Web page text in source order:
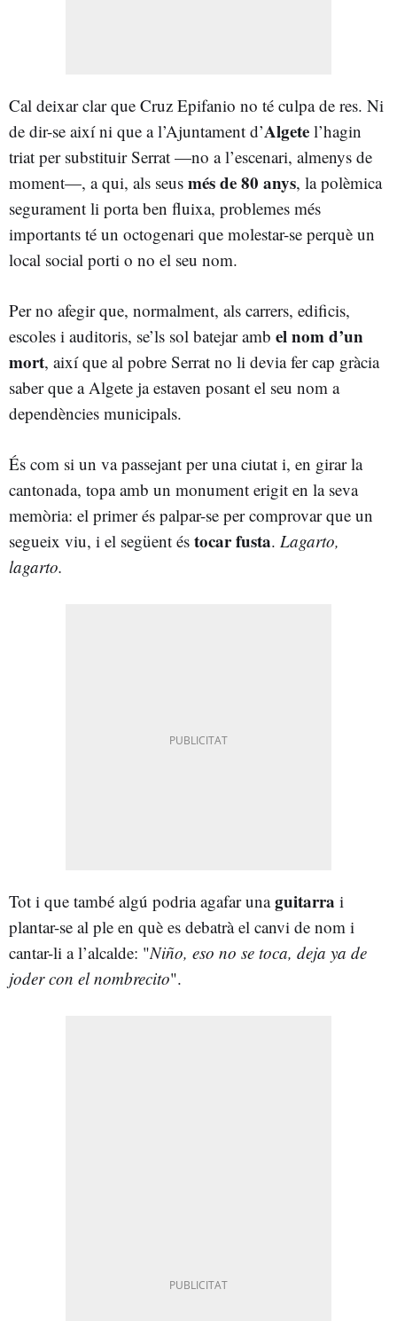
Cal deixar clar que Cruz Epifanio no té culpa de res. Ni
de dir-se així ni que a l’Ajuntament d’Algete l’hagin
triat per substituir Serrat —no a l’escenari, almenys de
moment—, a qui, als seus més de 80 anys, la polèmica
segurament li porta ben fluixa, problemes més
importants té un octogenari que molestar-se perquè un
local social porti o no el seu nom.
Per no afegir que, normalment, als carrers, edificis,
escoles i auditoris, se’ls sol batejar amb el nom d’un
mort, així que al pobre Serrat no li devia fer cap gràcia
saber que a Algete ja estaven posant el seu nom a
dependències municipals.
És com si un va passejant per una ciutat i, en girar la
cantonada, topa amb un monument erigit en la seva
memòria: el primer és palpar-se per comprovar que un
segueix viu, i el següent és tocar fusta. Lagarto,
lagarto.
Tot i que també algú podria agafar unaguitarra i
plantar-se al ple en què es debatrà el canvi de nom i
cantar-li a l’alcalde: "Niño, eso no se toca, deja ya de
joder con el nombrecito".